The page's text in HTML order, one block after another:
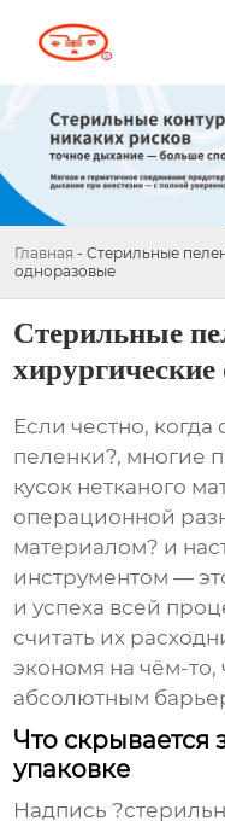
Главная - Стерильные
одноразовые
Стерильные
Если честно,
пеленки?, многие
кусок нетканого
операционной
материалом? и
инструментом —
и успеха всей
считать их
экономя на чём-то,
абсолютным
Что скрывается
упаковке
Надпись